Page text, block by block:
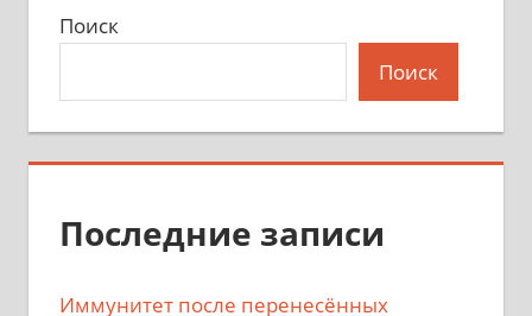
Поиск
Поиск
Последние записи
Иммунитет после перенесённых